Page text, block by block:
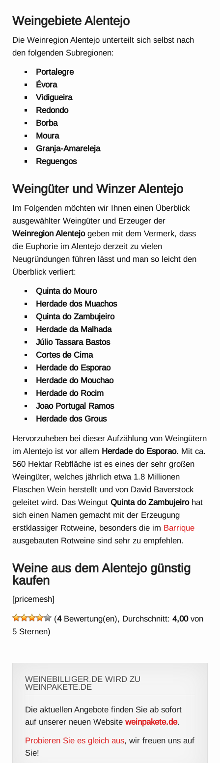
Weingebiete Alentejo
Die Weinregion Alentejo unterteilt sich selbst nach
den folgenden Subregionen:
Portalegre
Évora
Vidigueira
Redondo
Borba
Moura
Granja-Amareleja
Reguengos
Weingüter und Winzer Alentejo
Im Folgenden möchten wir Ihnen einen Überblick
ausgewählter Weingüter und Erzeuger der
Weinregion Alentejogeben mit dem Vermerk, dass
die Euphorie im Alentejo derzeit zu vielen
Neugründungen führen lässt und man so leicht den
Überblick verliert:
Quinta do Mouro
Herdade dos Muachos
Quinta do Zambujeiro
Herdade da Malhada
Júlio Tassara Bastos
Cortes de Cima
Herdade do Esporao
Herdade do Mouchao
Herdade do Rocim
Joao Portugal Ramos
Herdade dos Grous
Hervorzuheben bei dieser Aufzählung von Weingütern
im Alentejo ist vor allem Herdade do Esporao. Mit ca.
560 Hektar Rebfläche ist es eines der sehr großen
Weingüter, welches jährlich etwa 1.8 Millionen
Flaschen Wein herstellt und von David Baverstock
geleitet wird. Das WeingutQuinta do Zambujeirohat
sich einen Namen gemacht mit der Erzeugung
erstklassiger Rotweine, besonders die im Barrique
ausgebauten Rotweine sind sehr zu empfehlen.
Weine aus dem Alentejo günstig
kaufen
[pricemesh]
(4Bewertung(en), Durchschnitt:4,00von
5 Sternen)
WEINEBILLIGER.DE WIRD ZU
WEINPAKETE.DE
Die aktuellen Angebote finden Sie ab sofort
auf unserer neuen Websiteweinpakete.de.
Probieren Sie es gleich aus, wir freuen uns auf
Sie!